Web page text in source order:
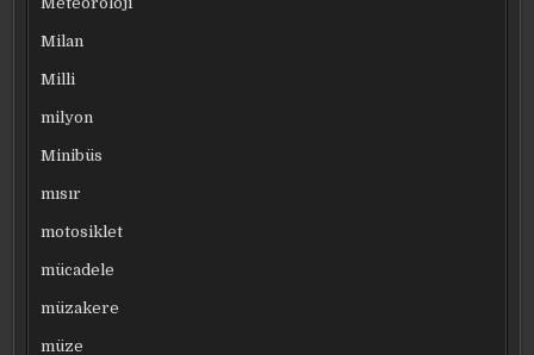
Milan
Milli
milyon
Minibüs
mısır
motosiklet
mücadele
müzakere
müze